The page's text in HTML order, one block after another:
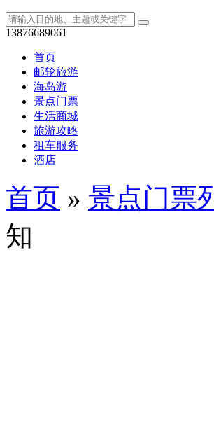
13876689061
首页
邮轮旅游
海岛游
景点门票
生活商城
旅游攻略
租车服务
酒店
首页 » 景点门票
知